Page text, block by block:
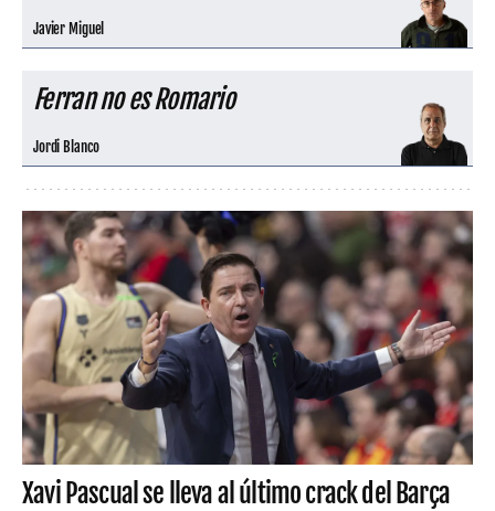
Javier Miguel
Ferran no es Romario
Jordi Blanco
Xavi Pascual se lleva al último crack del Barça